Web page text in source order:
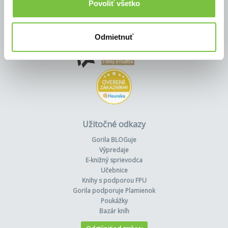
Povoliť všetko
Odmietnuť
Užitočné odkazy
Gorila BLOGuje
Výpredaje
E-knižný sprievodca
Učebnice
Knihy s podporou FPU
Gorila podporuje Plamienok
Poukážky
Bazár kníh